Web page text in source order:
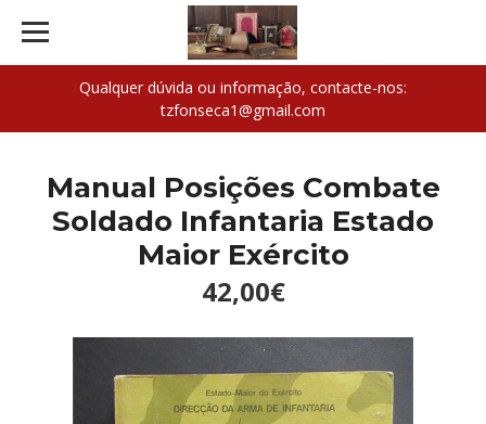
Qualquer dúvida ou informação, contacte-nos:
tzfonseca1@gmail.com
Manual Posições Combate
Soldado Infantaria Estado
Maior Exército
42,00€